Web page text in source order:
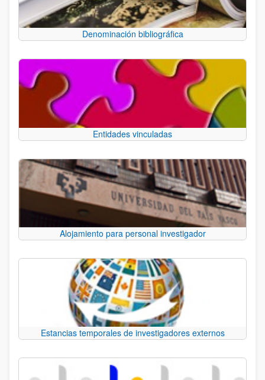
Denominación bibliográfica
Entidades vinculadas
Alojamiento para personal investigador
Estancias temporales de investigadores externos